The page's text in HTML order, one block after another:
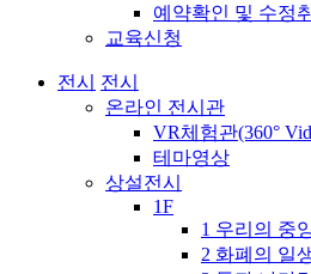
예약확인 및 수정
교육신청
전시
전시
온라인 전시관
VR체험관(360°
테마영상
상설전시
1F
1 우리의 중
2 화폐의 일